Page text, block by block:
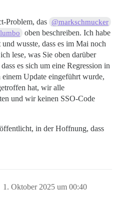
Problem, das @markschmucker
oben beschreiben. Ich habe
wusste, dass es im Mai noch
lese, was Sie oben darüber
es sich um eine Regression in
Update eingeführt wurde,
hat, wir alle
und wir keinen SSO-Code
in der Hoffnung, dass
1. Oktober 2025 um 00:40